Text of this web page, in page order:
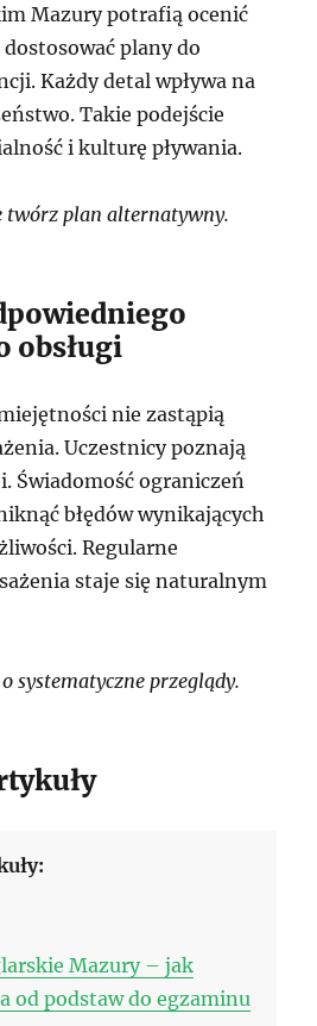
Mazury potrafią ocenić
plany do
Każdy detal wpływa na
Takie podejście
i kulturę pływania.
twórz plan alternatywny.
obsługi
nie zastąpią
Uczestnicy poznają
Świadomość ograniczeń
błędów wynikających
Regularne
staje się naturalnym
systematyczne przeglądy.
Mazury – jak
od podstaw do egzaminu